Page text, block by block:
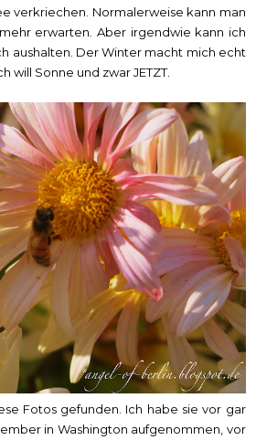
verkriechen. Normalerweise kann man
erwarten. Aber irgendwie kann ich
aushalten. Der Winter macht mich echt
will Sonne und zwar JETZT.
Fotos gefunden. Ich habe sie vor gar
in Washington aufgenommen, vor